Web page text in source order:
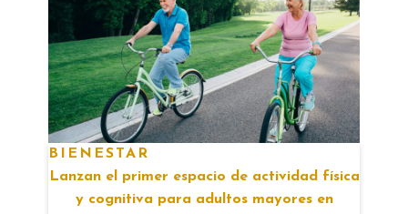
BIENESTAR
Lanzan el primer espacio de actividad física
y cognitiva para adultos mayores en